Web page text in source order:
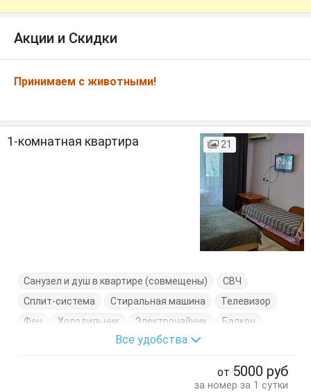
Акции и Скидки
Принимаем с животными!
1-комнатная квартира 21
Санузел и душ в квартире (совмещены)
СВЧ
Сплит-система
Стиральная машина
Телевизор
Фен
Холодильник Электрочайник
Балкон
Журнальный столик
Комод
Кресло-кровать
Все удобства
от 5000 руб
за номер за 1 сутки